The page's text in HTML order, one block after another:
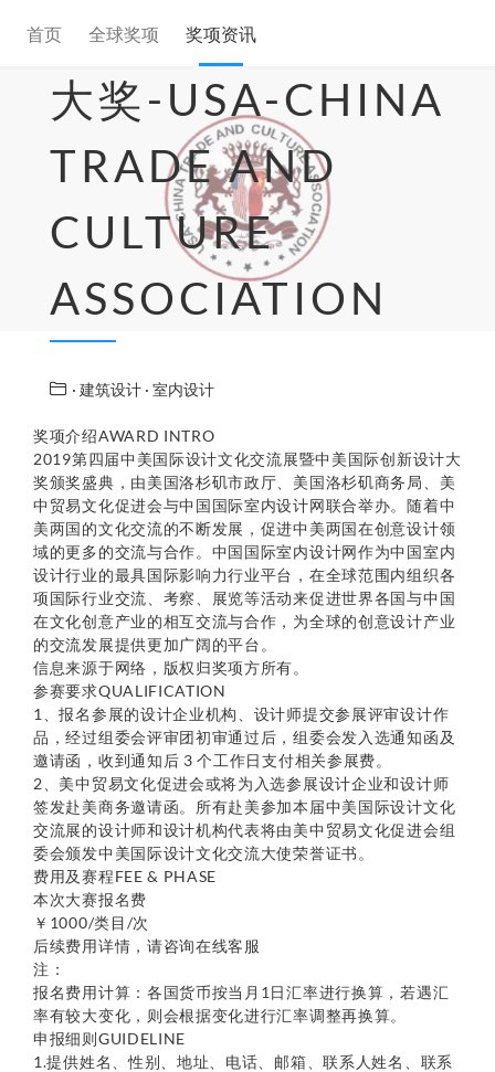
首页 全球奖项 奖项资讯
中美国际创新设计
大奖-USA-CHINA
TRADE AND
CULTURE
ASSOCIATION
· 建筑设计 · 室内设计
奖项介绍AWARD INTRO
2019第四届中美国际设计文化交流展暨中美国际创新设计大
奖颁奖盛典，由美国洛杉矶市政厅、美国洛杉矶商务局、美
中贸易文化促进会与中国国际室内设计网联合举办。随着中
美两国的文化交流的不断发展，促进中美两国在创意设计领
域的更多的交流与合作。中国国际室内设计网作为中国室内
设计行业的最具国际影响力行业平台，在全球范围内组织各
项国际行业交流、考察、展览等活动来促进世界各国与中国
在文化创意产业的相互交流与合作，为全球的创意设计产业
的交流发展提供更加广阔的平台。
信息来源于网络，版权归奖项方所有。
参赛要求QUALIFICATION
1、报名参展的设计企业机构、设计师提交参展评审设计作
品，经过组委会评审团初审通过后，组委会发入选通知函及
邀请函，收到通知后 3 个工作日支付相关参展费。
2、美中贸易文化促进会或将为入选参展设计企业和设计师
签发赴美商务邀请函。所有赴美参加本届中美国际设计文化
交流展的设计师和设计机构代表将由美中贸易文化促进会组
委会颁发中美国际设计文化交流大使荣誉证书。
费用及赛程FEE & PHASE
本次大赛报名费
￥1000/类目/次
后续费用详情，请咨询在线客服
注：
报名费用计算：各国货币按当月1日汇率进行换算，若遇汇
率有较大变化，则会根据变化进行汇率调整再换算。
申报细则GUIDELINE
1.提供姓名、性别、地址、电话、邮箱、联系人姓名、联系